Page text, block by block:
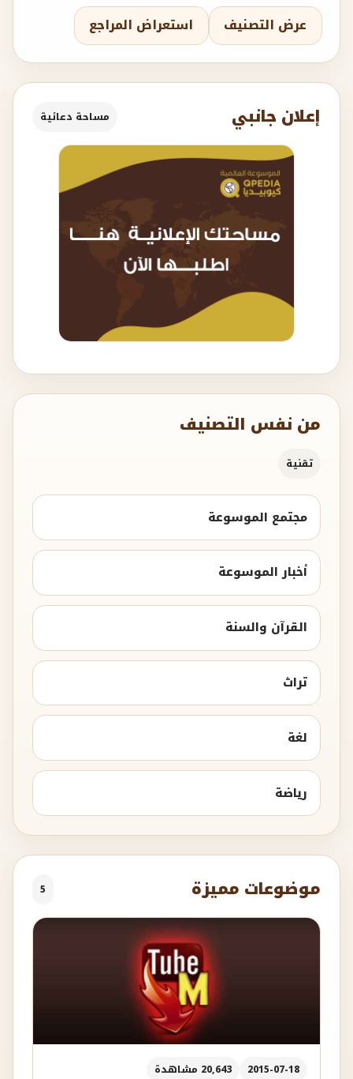
عرض التصنيف استعراض المراجع
إعلان جانبي مساحة دعائية
من نفس التصنيف
تقنية
مجتمع الموسوعة
أخبار الموسوعة
القرآن والسنة
تراث
لغة
رياضة
موضوعات مميزة 5
2015-07-18 20,643 مشاهدة